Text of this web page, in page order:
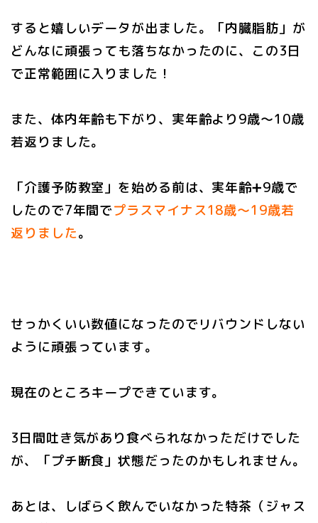
すると嬉しいデータが出ました。「内臓脂肪」が
どんなに頑張っても落ちなかったのに、この3日
で正常範囲に入りました！
また、体内年齢も下がり、実年齢より9歳〜10歳
若返りました。
「介護予防教室」を始める前は、実年齢➕9歳で
したので7年間でプラスマイナス18歳〜19歳若
返りました。
せっかくいい数値になったのでリバウンドしない
ように頑張っています。
現在のところキープできています。
3日間吐き気があり食べられなかっただけでした
が、「プチ断食」状態だったのかもしれません。
あとは、しばらく飲んでいなかった特茶（ジャス